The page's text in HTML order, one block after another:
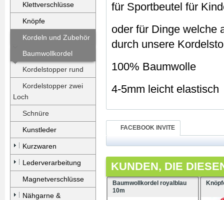
Klettverschlüsse
Knöpfe
Kordeln und Zubehör
Baumwollkordel
Kordelstopper rund
Kordelstopper zwei
Loch
Schnüre
Kunstleder
Kurzwaren
Lederverarbeitung
Magnetverschlüsse
Nähgarne &
für Sportbeutel für
oder für Dinge welche
durch unsere
100% Baumwolle
4-5mm leicht elastisch
FACEBOOK INVITE
KUNDEN, DIE
Baumwollkordel royalblau
10m